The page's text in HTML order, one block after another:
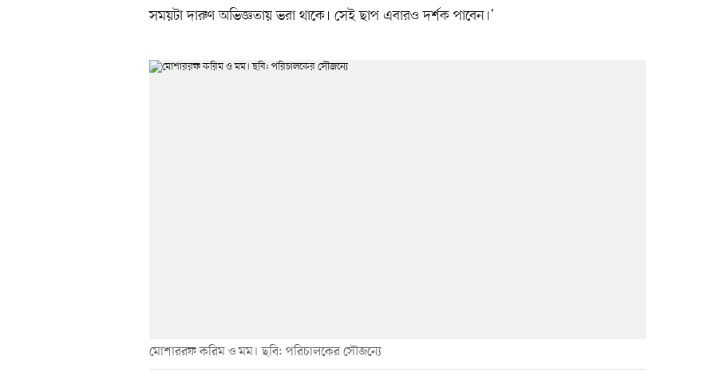
সময়টা দারুণ অভিজ্ঞতায় ভরা থাকে। সেই ছাপ এবারও দর্শক পাবেন।’
মোশাররফ করিম ও মম। ছবি: পরিচালকের সৌজন্যে